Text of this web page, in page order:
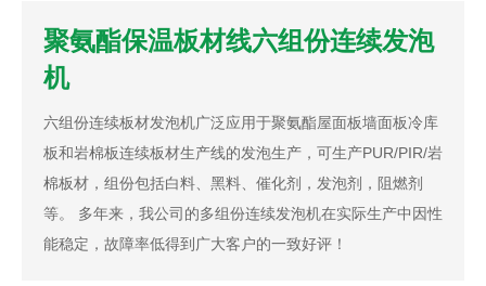
聚氨酯保温板材线六组份连续发泡
机
六组份连续板材发泡机广泛应用于聚氨酯屋面板墙面板冷库
板和岩棉板连续板材生产线的发泡生产，可生产PUR/PIR/岩
棉板材，组份包括白料、黑料、催化剂，发泡剂，阻燃剂
等。 多年来，我公司的多组份连续发泡机在实际生产中因性
能稳定，故障率低得到广大客户的一致好评！